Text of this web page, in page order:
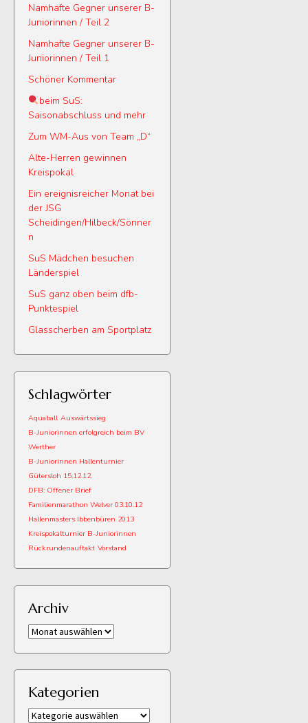
Namhafte Gegner unserer B-
Juniorinnen / Teil 2
Namhafte Gegner unserer B-
Juniorinnen / Teil 1
Schöner Kommentar
beim SuS:
Saisonabschluss und mehr
Zum WM-Aus von Team „D“
Alte-Herren gewinnen
Kreispokal
Ein ereignisreicher Monat bei
der JSG
Scheidingen/Hilbeck/Sönner
n
SuS Mädchen besuchen
Länderspiel
SuS ganz oben beim dfb-
Punktespiel
Glasscherben am Sportplatz
Schlagwörter
Aquaball Auswärtssieg
B-Juniorinnen erfolgreich beim BV
Werther
B-Juniorinnen Hallenturnier
Gütersloh 15.12.12.
DFB: Offener Brief
Familienmarathon Welver 03.10.12
Hallenmasters Ibbenbüren 2013
Kreispokalturnier B-Juniorinnen
Rückrundenauftakt Vorstand
Archiv
Archiv
Kategorien
Kategorien